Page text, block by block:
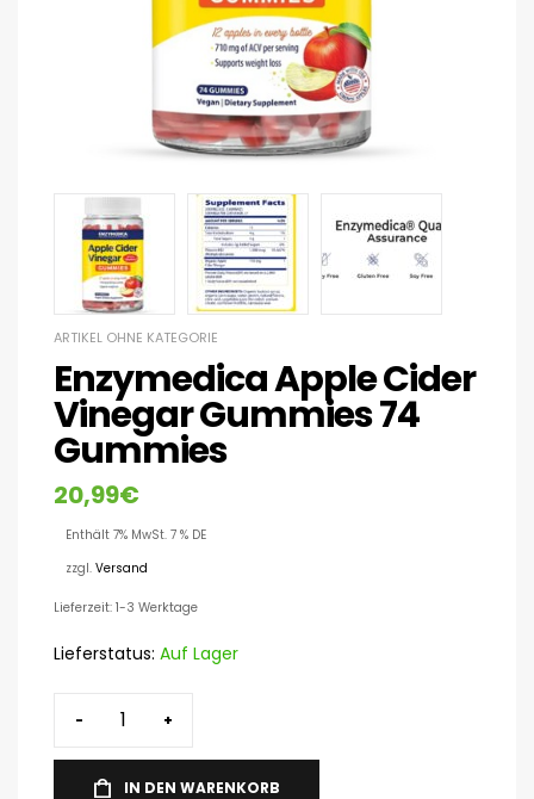
ARTIKEL OHNE KATEGORIE
Enzymedica Apple Cider
Vinegar Gummies 74
Gummies
20,99€
Enthält 7% MwSt. 7 % DE
zzgl. Versand
Lieferzeit: 1-3 Werktage
Lieferstatus: Auf Lager
- +
IN DEN WARENKORB